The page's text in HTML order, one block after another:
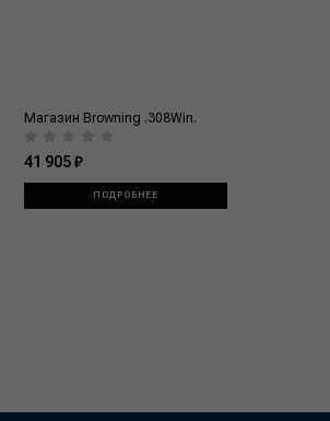
Магазин Browning .308Win.
41 905 ₽
ПОДРОБНЕЕ